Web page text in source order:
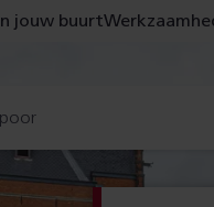
jouw buurt